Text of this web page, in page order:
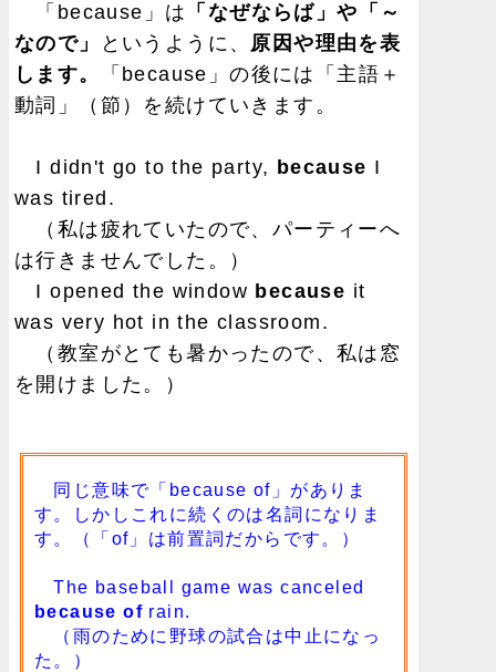
「because」は 「なぜならば」や「～
なので」
というように、 原因や理由を表
します。
「because」の後には「主語＋
動詞」（節）を続けていきます。
I didn't go to the party, because I
was tired.
（私は疲れていたので、パーティーへ
は行きませんでした。）
I opened the window because it
was very hot in the classroom.
（教室がとても暑かったので、私は窓
を開けました。）
同じ意味で「because of」がありま
す。しかしこれに続くのは名詞になりま
す。（「of」は前置詞だからです。）
The baseball game was canceled
because of rain.
（雨のために野球の試合は中止になっ
た。）